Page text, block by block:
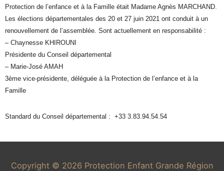
Protection de l’enfance et à la Famille était Madame Agnès MARCHAND.
Les élections départementales des 20 et 27 juin 2021 ont conduit à un
renouvellement de l’assemblée. Sont actuellement en responsabilité :
– Chaynesse KHIROUNI
Présidente du Conseil départemental
– Marie-José AMAH
3ème vice-présidente, déléguée à la Protection de l’enfance et à la
Famille
Standard du Conseil départemental : +33 3.83.94.54.54
Copyright © 2026 Protection Enfant Grande Région